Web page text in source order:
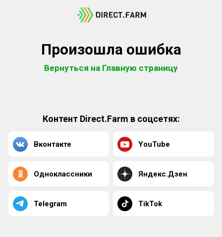
Произошла ошибка
Вернуться на Главную страницу
Контент Direct.Farm в соцсетях:
Вконтакте YouTube
Одноклассники Яндекс.Дзен
Telegram TikTok